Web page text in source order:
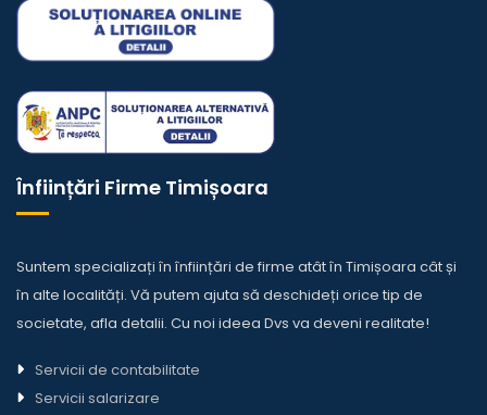
Înființări Firme Timișoara
Suntem specializați în înființări de firme atât în Timișoara cât și
în alte localități. Vă putem ajuta să deschideți orice tip de
societate, afla detalii. Cu noi ideea Dvs va deveni realitate!
Servicii de contabilitate
Servicii salarizare